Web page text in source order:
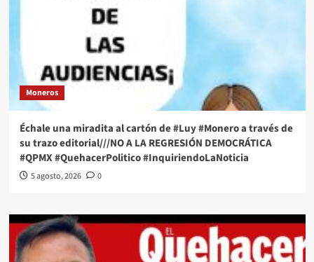
Moneros
Échale una miradita al cartón de #Luy #Monero a través de
su trazo editorial///NO A LA REGRESIÓN DEMOCRÁTICA
#QPMX #QuehacerPolitico #InquiriendoLaNoticia
5 agosto, 2026 0